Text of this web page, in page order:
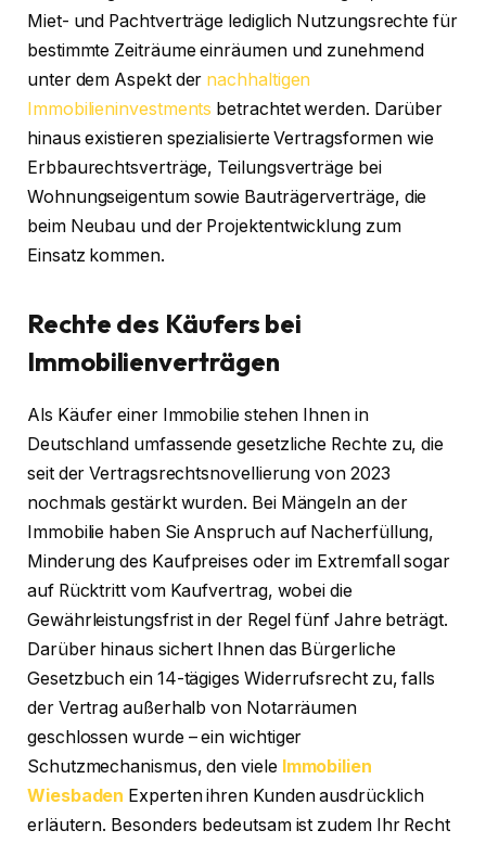
Miet- und Pachtverträge lediglich Nutzungsrechte für
bestimmte Zeiträume einräumen und zunehmend
unter dem Aspekt der nachhaltigen
Immobilieninvestments betrachtet werden. Darüber
hinaus existieren spezialisierte Vertragsformen wie
Erbbaurechtsverträge, Teilungsverträge bei
Wohnungseigentum sowie Bauträgerverträge, die
beim Neubau und der Projektentwicklung zum
Einsatz kommen.
Rechte des Käufers bei
Immobilienverträgen
Als Käufer einer Immobilie stehen Ihnen in
Deutschland umfassende gesetzliche Rechte zu, die
seit der Vertragsrechtsnovellierung von 2023
nochmals gestärkt wurden. Bei Mängeln an der
Immobilie haben Sie Anspruch auf Nacherfüllung,
Minderung des Kaufpreises oder im Extremfall sogar
auf Rücktritt vom Kaufvertrag, wobei die
Gewährleistungsfrist in der Regel fünf Jahre beträgt.
Darüber hinaus sichert Ihnen das Bürgerliche
Gesetzbuch ein 14-tägiges Widerrufsrecht zu, falls
der Vertrag außerhalb von Notarräumen
geschlossen wurde – ein wichtiger
Schutzmechanismus, den viele Immobilien
Wiesbaden Experten ihren Kunden ausdrücklich
erläutern. Besonders bedeutsam ist zudem Ihr Recht